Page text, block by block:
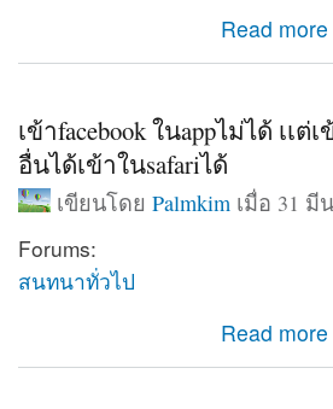
Read more
about เข้าสู่ระบบของเฟสบุ้คไม่ได้
เข้าfacebook ในappไม่ได้ เเ
อื่นได้เข้าในsafariได้
เขียนโดย Palmkim เมื่อ 31 มี
Forums:
สนทนาทั่วไป
Read more
about เข้าfacebook ในappไม่ได้